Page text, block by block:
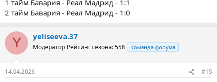
1 тайм Бавария - Реал Мадрид - 1:1
2 тайм Бавария - Реал Мадрид - 1:0
Y yeliseeva.37
Модератор Рейтинг сезона: 558 Команда форума
14.04.2026 #15